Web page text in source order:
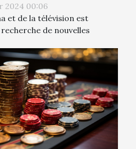
2024 00:06
et de la télévision est
de nouvelles